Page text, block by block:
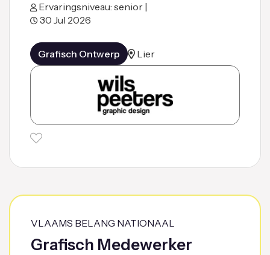
Ervaringsniveau: senior |
30 Jul 2026
Grafisch Ontwerp Lier
VLAAMS BELANG NATIONAAL
Grafisch Medewerker